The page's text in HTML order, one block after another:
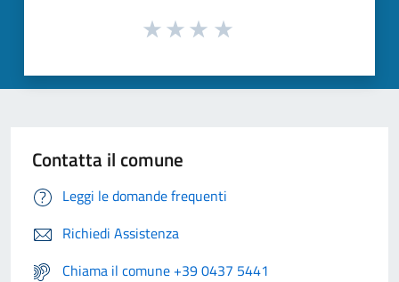
Contatta il comune
Leggi le domande frequenti
Richiedi Assistenza
Chiama il comune +39 0437 5441